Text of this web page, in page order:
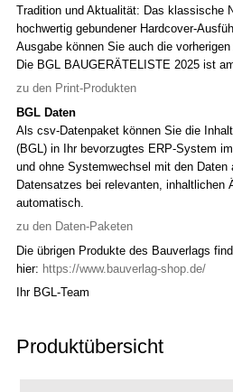
Tradition und Aktualität: Das klassische
hochwertig gebundener Hardcover-
Ausgabe können Sie auch die vorherigen
Die BGL BAUGERÄTELISTE 2025 ist
zu den Print-Produkten
BGL Daten
Als csv-Datenpaket können Sie die
(BGL) in Ihr bevorzugtes ERP-System
und ohne Systemwechsel mit den Daten
Datensatzes bei relevanten, inhaltlichen
automatisch.
zu den Daten-Paketen
Die übrigen Produkte des Bauverlags
hier: https://www.bauverlag-shop.de/
Ihr BGL-Team
Produktübersicht